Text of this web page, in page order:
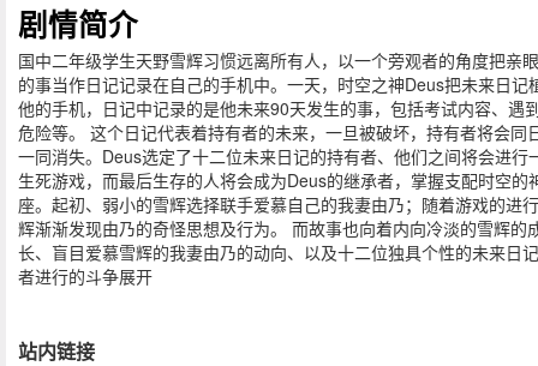
剧情简介
国中二年级学生天野雪辉习惯远离所有人，以一个旁观者的角度把亲
的事当作日记记录在自己的手机中。一天，时空之神Deus把未来日记
他的手机，日记中记录的是他未来90天发生的事，包括考试内容、遇
危险等。 这个日记代表着持有者的未来，一旦被破坏，持有者将会同
一同消失。Deus选定了十二位未来日记的持有者、他们之间将会进行
生死游戏，而最后生存的人将会成为Deus的继承者，掌握支配时空的
座。起初、弱小的雪辉选择联手爱慕自己的我妻由乃；随着游戏的进
辉渐渐发现由乃的奇怪思想及行为。 而故事也向着内向冷淡的雪辉的
长、盲目爱慕雪辉的我妻由乃的动向、以及十二位独具个性的未来日
者进行的斗争展开
站内链接